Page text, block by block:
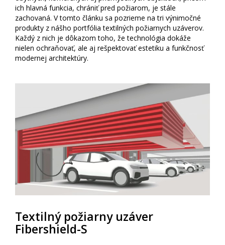
ich hlavná funkcia, chrániť pred požiarom, je stále
zachovaná. V tomto článku sa pozrieme na tri výnimočné
produkty z nášho portfólia textilných požiarnych uzáverov.
Každý z nich je dôkazom toho, že technológia dokáže
nielen ochraňovať, ale aj rešpektovať estetiku a funkčnosť
modernej architektúry.
Textilný požiarny uzáver
Fibershield-S